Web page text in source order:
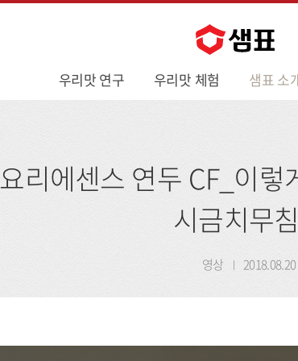
우리맛 연구 우리맛 체험 샘표 소
요리에센스 연두 CF_이렇
시금치무
영상 2018.08.20